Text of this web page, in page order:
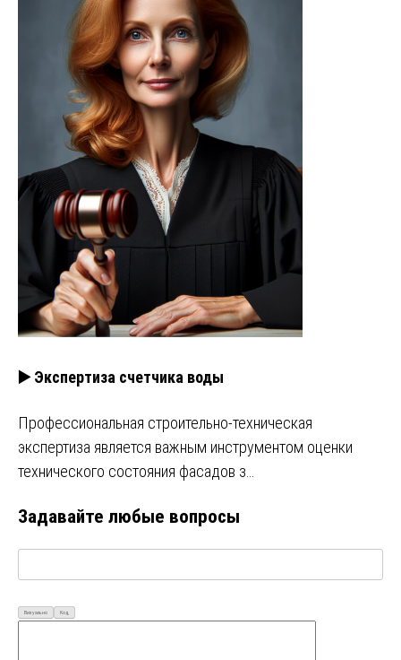
▶️ Экспертиза счетчика воды
Профессиональная строительно-техническая
экспертиза является важным инструментом оценки
технического состояния фасадов з…
Задавайте любые вопросы
Визуально Код